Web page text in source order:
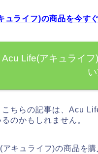
ライフ)の商品を今す
Acu Life(アキュライ
こちらの記事は、Acu
のかもしれません。
キュライフ)の商品を